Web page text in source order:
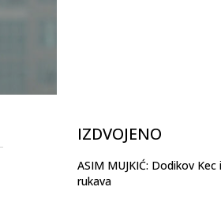
IZDVOJENO
ASIM MUJKIĆ: Dodikov Kec
rukava